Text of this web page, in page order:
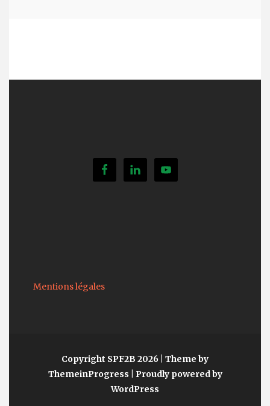
Mentions légales
Copyright SPF2B 2026
| Theme by
ThemeinProgress
| Proudly powered by
WordPress